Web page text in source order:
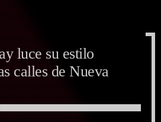
luce su estilo
calles de Nueva
luce su estilo
calles de Nueva
luce su estilo
calles de Nueva